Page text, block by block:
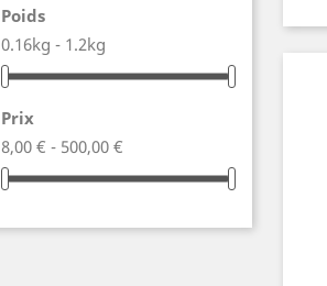
Poids
0.16kg - 1.2kg
Prix
8,00 € - 500,00 €